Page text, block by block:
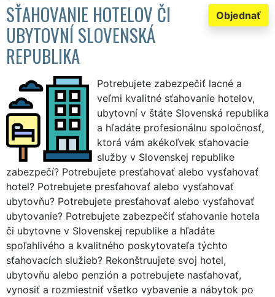
Objednať
SŤAHOVANIE HOTELOV ČI
UBYTOVNÍ SLOVENSKÁ
REPUBLIKA
Potrebujete zabezpečiť lacné a
veľmi kvalitné sťahovanie hotelov,
ubytovní v štáte Slovenská republika
a hľadáte profesionálnu spoločnosť,
ktorá vám akékoľvek sťahovacie
služby v Slovenskej republike
zabezpečí? Potrebujete presťahovať alebo vysťahovať
hotel? Potrebujete presťahovať alebo vysťahovať
ubytovňu? Potrebujete presťahovať alebo vysťahovať
ubytovanie? Potrebujete zabezpečiť sťahovanie hotela
či ubytovne v Slovenskej republike a hľadáte
spoľahlivého a kvalitného poskytovateľa týchto
sťahovacích služieb? Rekonštruujete svoj hotel,
ubytovňu alebo penzión a potrebujete nasťahovať,
vynosiť a rozmiestniť všetko vybavenie a nábytok po